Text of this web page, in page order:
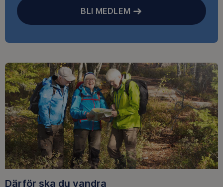
BLI MEDLEM
Därför ska du vandra